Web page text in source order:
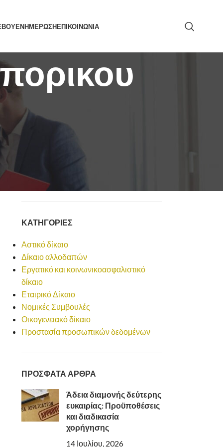
ΕΝΗΜΕΡΩΣΗΕΠΙΚΟΙΝΩΝΙΑ
ΚΑΤΗΓΟΡΙΕΣ
Αστικό δίκαιο
Δίκαιο αλλοδαπών
Εργατικό και κοινωνικοασφαλιστικό
δίκαιο
Εταιρικό Δίκαιο
Νομικές Συμβουλές
Οικογενειακό δίκαιο
Προστασία προσωπικών δεδομένων
ΠΡΟΣΦΑΤΑ ΑΡΘΡΑ
Άδεια διαμονής δεύτερης
ευκαιρίας: Προϋποθέσεις
και διαδικασία
χορήγησης
14 Ιουλίου, 2026